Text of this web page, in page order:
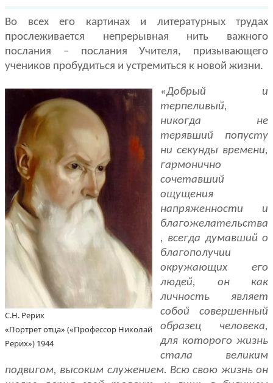
Во всех его картинах и литературных трудах
прослеживается непрерыв­ная нить важного
послания – послания Учителя, призывающего
учеников пробудиться и устремиться к новой жизни.
С.Н. Рерих
«Портрет отца» («Профессор Николай
Рерих») 1944
«Добрый и
терпеливый,
никогда не
терявший попусту
ни секунды вре­мени,
гармонично
сочетавший
ощущения
напряженности и
благожелатель­ства
, всегда думавший о
благополучии
окружающих его
людей, он как
лич­ность являет
собой совершенный
образец человека,
для которого жизнь
ста­ла великим
подвигом, высоким служением. Всю свою жизнь он